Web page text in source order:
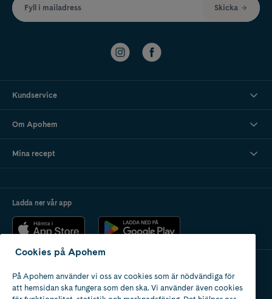
Fyll i mailadress Skicka
Kundservice
Om Apohem
Mina recept
Ladda ner vår app
Apotek med tillstånd
av Läkemedelsverket
Cookies på Apohem
På Apohem använder vi oss av cookies som är nödvändiga för
att hemsidan ska fungera som den ska. Vi använder även cookies